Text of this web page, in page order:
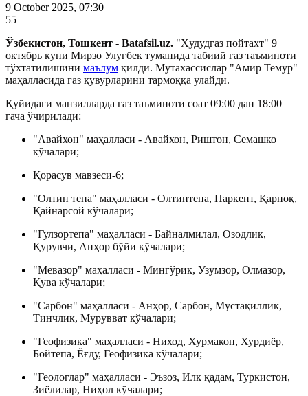
9 October 2025, 07:30
55
Ўзбекистон, Тошкент - Batafsil.uz. "Ҳудудгаз пойтахт" 9
октябрь куни Мирзо Улуғбек туманида табиий газ таъминоти
тўхтатилишини маълум қилди. Мутахассислар "Амир Темур"
маҳалласида газ қувурларини тармоққа улайди.
Қуйидаги манзилларда газ таъминоти соат 09:00 дан 18:00
гача ўчирилади:
"Авайхон" маҳалласи - Авайхон, Риштон, Семашко
кўчалари;
Қорасув мавзеси-6;
"Олтин тепа" маҳалласи - Олтинтепа, Паркент, Қарноқ,
Қайнарсой кўчалари;
"Гулзортепа" маҳалласи - Байналмилал, Озодлик,
Қурувчи, Анҳор бўйи кўчалари;
"Мевазор" маҳалласи - Мингўрик, Узумзор, Олмазор,
Қува кўчалари;
"Сарбон" маҳалласи - Анҳор, Сарбон, Мустақиллик,
Тинчлик, Мурувват кўчалари;
"Геофизика" маҳалласи - Ниход, Хурмакон, Хурдиёр,
Бойтепа, Ёғду, Геофизика кўчалари;
"Геологлар" маҳалласи - Эъзоз, Илк қадам, Туркистон,
Зиёлилар, Ниҳол кўчалари;